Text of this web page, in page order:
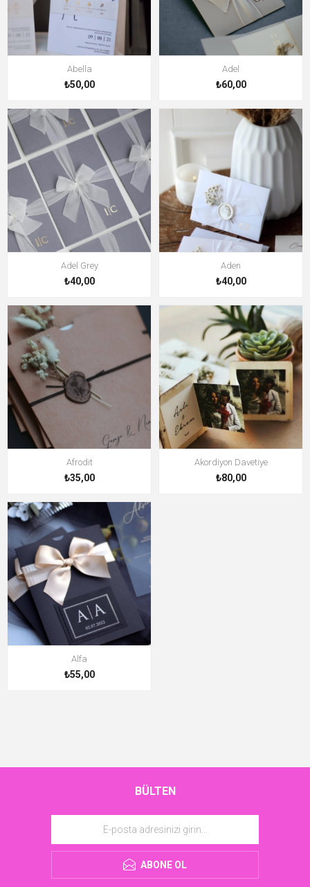
Abella
₺50,00
Adel
₺60,00
Adel Grey
₺40,00
Aden
₺40,00
Afrodit
₺35,00
Akordiyon Davetiye
₺80,00
Alfa
₺55,00
BÜLTEN
ABONE OL